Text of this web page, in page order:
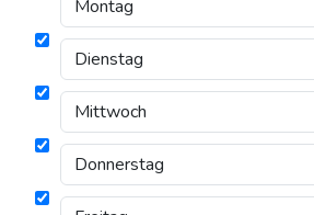
Beschreibung
Terminplanerfür 1 Mitarbeiter